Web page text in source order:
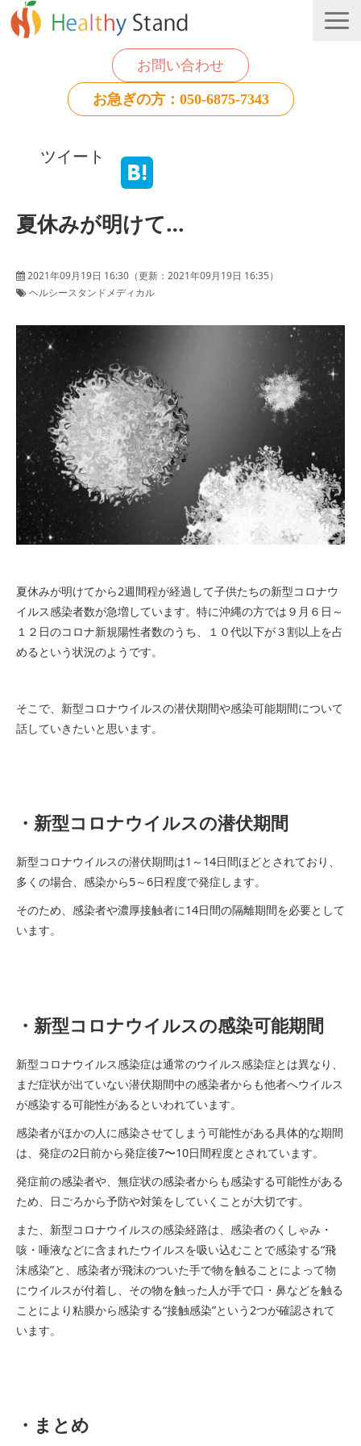
お問い合わせ
お急ぎの方：050-6875-7343
個人のお客様
ツイート
夏休みが明けて…
2021年09月19日 16:30 （更新： 2021年09月19日 16:35）
ヘルシースタンドメディカル
夏休みが明けてから2週間程が経過して子供たちの新型コロナウ
イルス感染者数が急増しています。特に沖縄の方では９月６日～
１２日のコロナ新規陽性者数のうち、１０代以下が３割以上を占
めるという状況のようです。
そこで、新型コロナウイルスの潜伏期間や感染可能期間について
話していきたいと思います。
・新型コロナウイルスの潜伏期間
新型コロナウイルスの潜伏期間は1～14日間ほどとされており、
多くの場合、感染から5～6日程度で発症します。
そのため、感染者や濃厚接触者に14日間の隔離期間を必要として
います。
・新型コロナウイルスの感染可能期間
新型コロナウイルス感染症は通常のウイルス感染症とは異なり、
まだ症状が出ていない潜伏期間中の感染者からも他者へウイルス
が感染する可能性があるといわれています。
感染者がほかの人に感染させてしまう可能性がある具体的な期間
は、発症の2日前から発症後7〜10日間程度とされています。
発症前の感染者や、無症状の感染者からも感染する可能性がある
ため、日ごろから予防や対策をしていくことが大切です。
また、新型コロナウイルスの感染経路は、感染者のくしゃみ・
咳・唾液などに含まれたウイルスを吸い込むことで感染する“飛
沫感染”と、感染者が飛沫のついた手で物を触ることによって物
にウイルスが付着し、その物を触った人が手で口・鼻などを触る
ことにより粘膜から感染する“接触感染”という2つが確認されて
います。
・まとめ